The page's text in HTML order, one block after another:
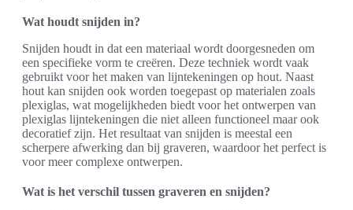
Wat houdt snijden in?
Snijden houdt in dat een materiaal wordt doorgesneden om
een specifieke vorm te creëren. Deze techniek wordt vaak
gebruikt voor het maken van lijntekeningen op hout. Naast
hout kan snijden ook worden toegepast op materialen zoals
plexiglas, wat mogelijkheden biedt voor het ontwerpen van
plexiglas lijntekeningen die niet alleen functioneel maar ook
decoratief zijn. Het resultaat van snijden is meestal een
scherpere afwerking dan bij graveren, waardoor het perfect is
voor meer complexe ontwerpen.
Wat is het verschil tussen graveren en snijden?